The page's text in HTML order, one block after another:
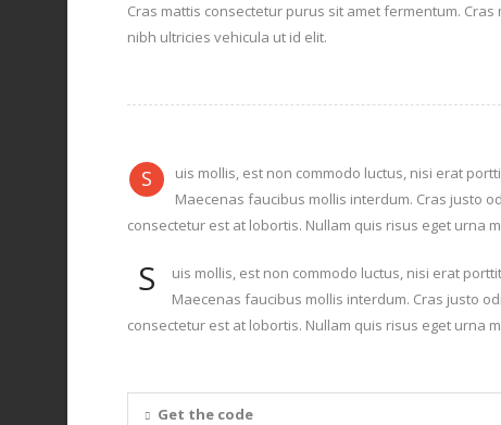
Cras mattis consectetur purus sit amet fermentum.
nibh ultricies vehicula ut id elit.
S
uis mollis, est non commodo luctus, nisi erat
Maecenas faucibus mollis interdum. Cras justo
consectetur est at lobortis. Nullam quis risus eget urna
S
uis mollis, est non commodo luctus, nisi erat
Maecenas faucibus mollis interdum. Cras justo
consectetur est at lobortis. Nullam quis risus eget urna
Get the code